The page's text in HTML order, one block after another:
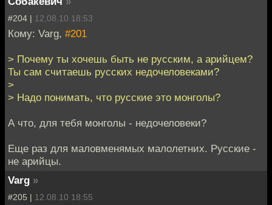
#204 | 12.08.10 18:53
Кому: Varg, #201
> Почему ты хочешь быть не русским, а арийцем?
Ты сам считаешь русских недочеловеками?
>
> Надо понимать, что русские это монголы?
А что, для тебя монголы - недочеловеки?
Еще раз для маловменямых малолетних. Русские -
не арийцы.
Varg »
#205 | 12.08.10 18:55